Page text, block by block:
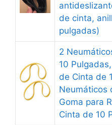
de cinta,
pulgadas)
2
10
de Cinta de
Neumáticos
Goma para
Cinta de 10